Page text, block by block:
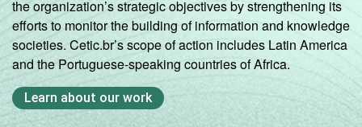
the organization’s strategic objectives by strengthening its
efforts to monitor the building of information and knowledge
societies. Cetic.br’s scope of action includes Latin America
and the Portuguese-speaking countries of Africa.
Learn about our work